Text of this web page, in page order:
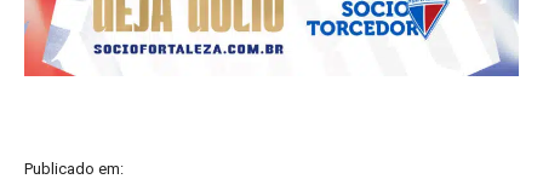
Publicado em: